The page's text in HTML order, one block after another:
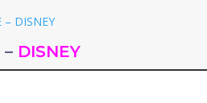
– DISNEY